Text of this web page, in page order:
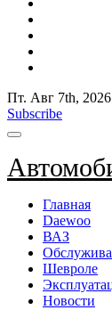
Пт. Авг 7th, 2026
Subscribe
Главная
Daewoo
ВАЗ
Шевроле
Новости